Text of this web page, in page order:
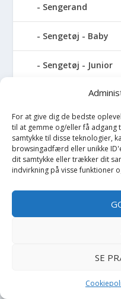
For at give dig de bedste
til at gemme og/eller få adgang
samtykke til disse teknologier,
browsingadfærd eller unikke
dit samtykke eller trækker dit
indvirkning på visse funktioner
SE
Sengerand
Sengetøj - Baby
Sengetøj - Junior
Sengetøj - Voksen
Shorts
Sikkerhedsudstyr